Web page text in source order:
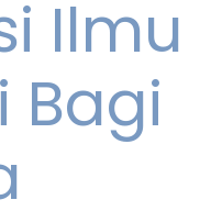
Ilmu
Bagi